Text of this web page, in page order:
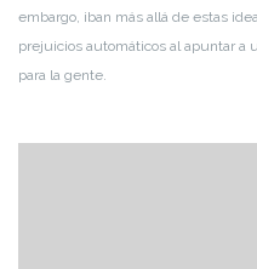
embargo, iban más allá de estas
prejuicios automáticos al apuntar a
para la gente.